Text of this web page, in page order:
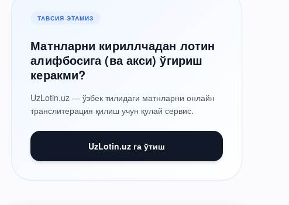
ТАВСИЯ ЭТАМИЗ
Матнларни кириллчадан лотин
алифбосига (ва акси) ўгириш
керакми?
UzLotin.uz — ўзбек тилидаги матнларни онлайн
транслитерация қилиш учун қулай сервис.
UzLotin.uz га ўтиш